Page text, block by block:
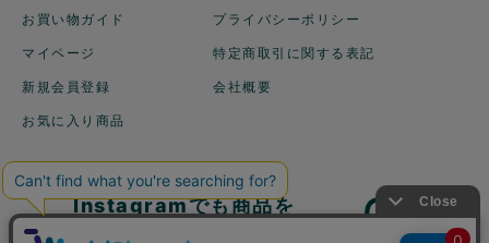
お買い物ガイド
マイページ
新規会員登録
お気に入り商品
プライバシーポリシー
特定商取引に関する表記
会社概要
Instagramでも商品を